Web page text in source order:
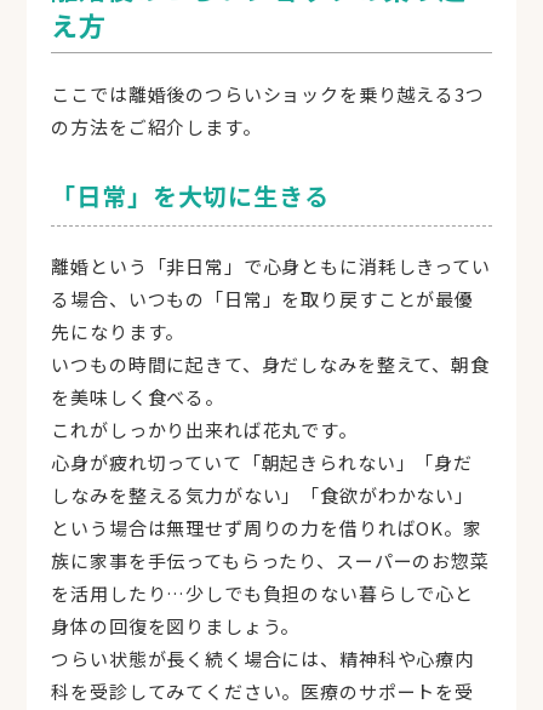
え方
ここでは離婚後のつらいショックを乗り越える3つ
の方法をご紹介します。
「日常」を大切に生きる
離婚という「非日常」で心身ともに消耗しきってい
る場合、いつもの「日常」を取り戻すことが最優
先になります。
いつもの時間に起きて、身だしなみを整えて、朝食
を美味しく食べる。
これがしっかり出来れば花丸です。
心身が疲れ切っていて「朝起きられない」「身だ
しなみを整える気力がない」「食欲がわかない」
という場合は無理せず周りの力を借りればOK。家
族に家事を手伝ってもらったり、スーパーのお惣菜
を活用したり…少しでも負担のない暮らしで心と
身体の回復を図りましょう。
つらい状態が長く続く場合には、精神科や心療内
科を受診してみてください。医療のサポートを受